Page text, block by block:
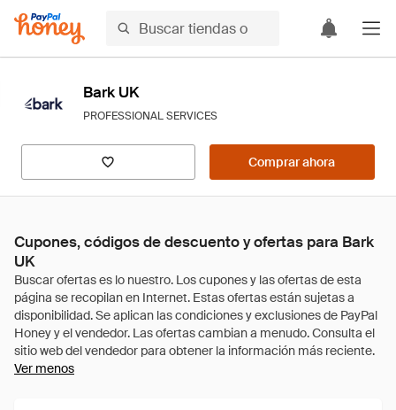
Bark UK
PROFESSIONAL SERVICES
Comprar ahora
Cupones, códigos de descuento y ofertas para Bark
UK
Ver menos